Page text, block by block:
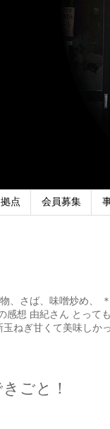
拠点 会員募集
、さば、味噌炒め、
感想 由紀さん とって
ねぎ甘くて美味しか
ごと！